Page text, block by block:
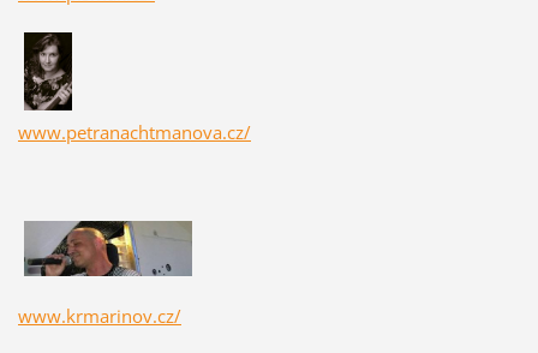
www.petranachtmanova.cz/
www.krmarinov.cz/